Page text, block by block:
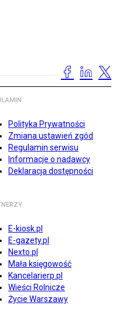
Polityka Prywatności
Zmiana ustawień zgód
Regulamin serwisu
Informacje o nadawcy
Deklaracja dostępności
E-kiosk.pl
E-gazety.pl
Nexto.pl
Mała księgowość
Kancelarierp.pl
Wieści Rolnicze
Życie Warszawy